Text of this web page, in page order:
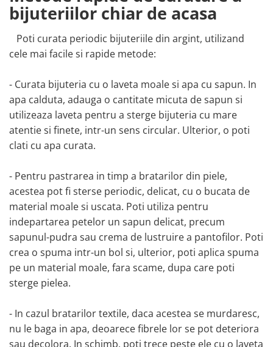
bijuteriilor chiar de acasa
Poti curata periodic bijuteriile din argint, utilizand
cele mai facile si rapide metode:
- Curata bijuteria cu o laveta moale si apa cu sapun. In
apa calduta, adauga o cantitate micuta de sapun si
utilizeaza laveta pentru a sterge bijuteria cu mare
atentie si finete, intr-un sens circular. Ulterior, o poti
clati cu apa curata.
- Pentru pastrarea in timp a bratarilor din piele,
acestea pot fi sterse periodic, delicat, cu o bucata de
material moale si uscata. Poti utiliza pentru
indepartarea petelor un sapun delicat, precum
sapunul-pudra sau crema de lustruire a pantofilor. Poti
crea o spuma intr-un bol si, ulterior, poti aplica spuma
pe un material moale, fara scame, dupa care poti
sterge pielea.
- In cazul bratarilor textile, daca acestea se murdaresc,
nu le baga in apa, deoarece fibrele lor se pot deteriora
sau decolora. In schimb, poti trece peste ele cu o laveta